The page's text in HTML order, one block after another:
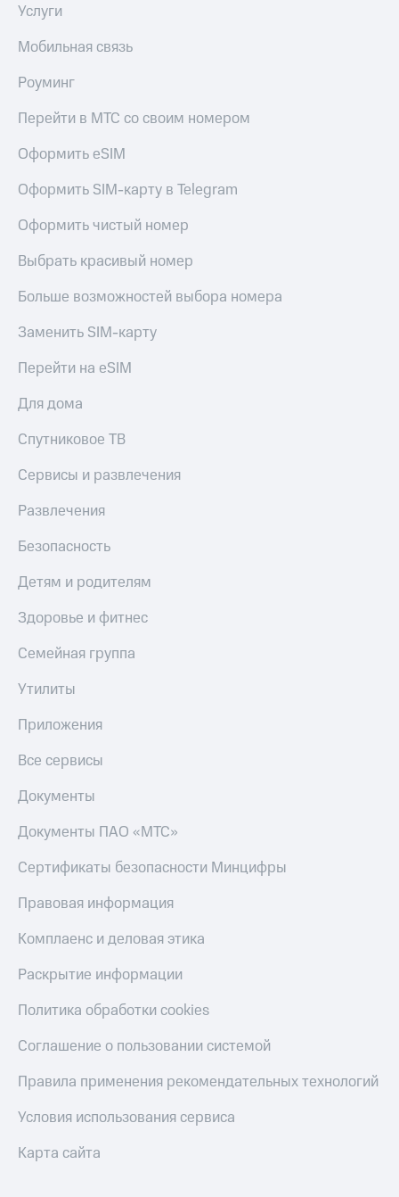
Услуги
Мобильная связь
Роуминг
Перейти в МТС со своим номером
Оформить eSIM
Оформить SIM-карту в Telegram
Оформить чистый номер
Выбрать красивый номер
Больше возможностей выбора номера
Заменить SIM-карту
Перейти на eSIM
Для дома
Спутниковое ТВ
Сервисы и развлечения
Развлечения
Безопасность
Детям и родителям
Здоровье и фитнес
Семейная группа
Утилиты
Приложения
Все сервисы
Документы
Документы ПАО «МТС»
Сертификаты безопасности Минцифры
Правовая информация
Комплаенс и деловая этика
Раскрытие информации
Политика обработки cookies
Соглашение о пользовании системой
Правила применения рекомендательных технологий
Условия использования сервиса
Карта сайта